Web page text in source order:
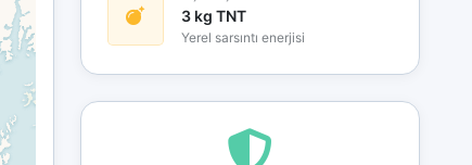
3 kg TNT
Yerel sarsıntı enerjisi